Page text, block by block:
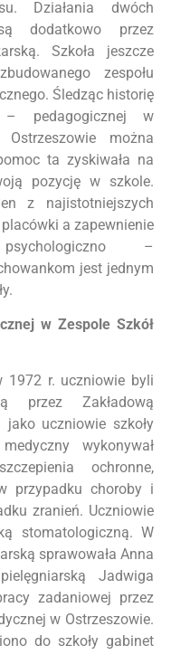
Działania dwóch
dodatkowo przez
Szkoła jeszcze
zespołu
Śledząc historię
– pedagogicznej w
można
ta zyskiwała na
pozycję w szkole.
z najistotniejszych
a zapewnienie
–
jest jednym
w Zespole Szkół
1972 r. uczniowie byli
przez Zakładową
jako uczniowie szkoły
wykonywał
ochronne,
przypadku choroby i
zranień. Uczniowie
stomatologiczną. W
sprawowała Anna
Jadwiga
zadaniowej przez
w Ostrzeszowie.
do szkoły gabinet